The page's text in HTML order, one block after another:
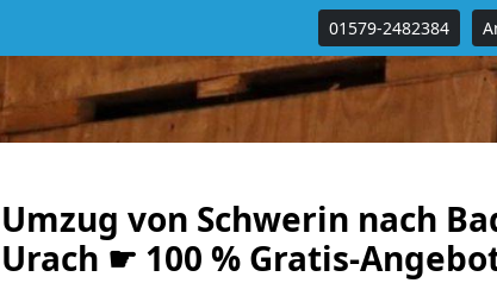
01579-2482384
Umzug von Schwerin nach
Urach ☛ 100 % Gratis-